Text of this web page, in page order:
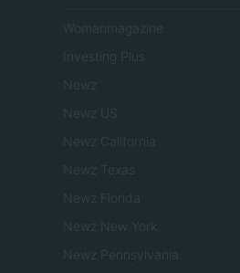
Womanmagazine
Investing Plus
Newz
Newz US
Newz California
Newz Texas
Newz Florida
Newz New York
Newz Pennsylvania